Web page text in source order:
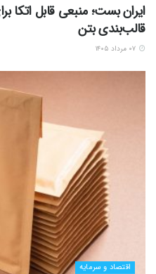
ایران بست؛ منبعی قابل اتکا
قالب‌بندی بتن
اقتصاد و سرمایه